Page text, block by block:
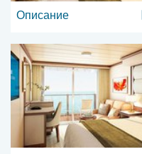
Описание